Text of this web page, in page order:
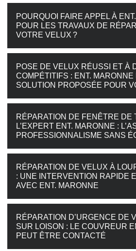
POURQUOI FAIRE APPEL À
POUR LES TRAVAUX DE
VOTRE VELUX ?
POSE DE VELUX RÉUSSI ET À
COMPÉTITIFS : ENT. MARONNE
SOLUTION PROPOSÉE POUR
RÉPARATION DE FENÊTRE DE
L’EXPERT ENT. MARONNE :
PROFESSIONNALISME SANS
RÉPARATION DE VELUX À
: UNE INTERVENTION RAPIDE
AVEC ENT. MARONNE
RÉPARATION D’URGENCE DE
SUR LOISON : LE COUVREUR
PEUT ÊTRE CONTACTÉ